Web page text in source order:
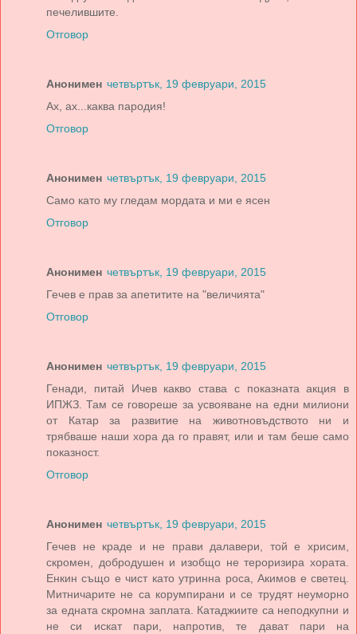
печелившите.
Отговор
Анонимен четвъртък, 19 февруари, 2015
Aх, aх...кaквa пaродия!
Отговор
Анонимен четвъртък, 19 февруари, 2015
Само като му гледам мордата и ми е ясен
Отговор
Анонимен четвъртък, 19 февруари, 2015
Гечев е прав за апетитите на "величията"
Отговор
Анонимен четвъртък, 19 февруари, 2015
Генади, питай Ичев какво става с показната акция в
ИПЖЗ. Там се говореше за усвояване на едни милиони
от Катар за развитие на животновъдството ни и
трябваше наши хора да го правят, или и там беше само
показност.
Отговор
Анонимен четвъртък, 19 февруари, 2015
Гечев не краде и не прави далавери, той е хрисим,
скромен, добродушен и изобщо не тероризира хората.
Енкин също е чист като утринна роса, Акимов е светец.
Митничарите не са корумпирани и се трудят неуморно
за едната скромна заплата. Катаджиите са неподкупни и
не си искат пари, напротив, те дават пари на